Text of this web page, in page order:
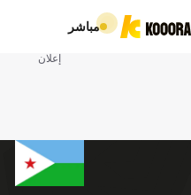
مباشر
إعلان